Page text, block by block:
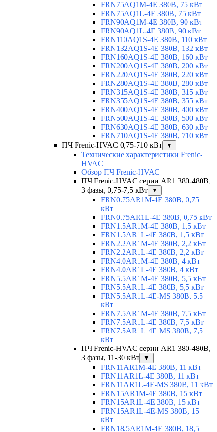
FRN75AQ1M-4E 380В, 75 кВт
FRN75AQ1L-4E 380В, 75 кВт
FRN90AQ1M-4E 380В, 90 кВт
FRN90AQ1L-4E 380В, 90 кВт
FRN110AQ1S-4E 380В, 110 кВт
FRN132AQ1S-4E 380В, 132 кВт
FRN160AQ1S-4E 380В, 160 кВт
FRN200AQ1S-4E 380В, 200 кВт
FRN220AQ1S-4E 380В, 220 кВт
FRN280AQ1S-4E 380В, 280 кВт
FRN315AQ1S-4E 380В, 315 кВт
FRN355AQ1S-4E 380В, 355 кВт
FRN400AQ1S-4E 380В, 400 кВт
FRN500AQ1S-4E 380В, 500 кВт
FRN630AQ1S-4E 380В, 630 кВт
FRN710AQ1S-4E 380В, 710 кВт
ПЧ Frenic-HVAC 0,75-710 кВт
▼
Технические характеристики Frenic-
HVAC
Обзор ПЧ Frenic-HVAC
ПЧ Frenic-HVAC серии AR1 380-480В,
3 фазы, 0,75-7,5 кВт
▼
FRN0.75AR1M-4E 380В, 0,75
кВт
FRN0.75AR1L-4E 380В, 0,75 кВт
FRN1.5AR1M-4E 380В, 1,5 кВт
FRN1.5AR1L-4E 380В, 1,5 кВт
FRN2.2AR1M-4E 380В, 2,2 кВт
FRN2.2AR1L-4E 380В, 2,2 кВт
FRN4.0AR1M-4E 380В, 4 кВт
FRN4.0AR1L-4E 380В, 4 кВт
FRN5.5AR1M-4E 380В, 5,5 кВт
FRN5.5AR1L-4E 380В, 5,5 кВт
FRN5.5AR1L-4E-MS 380В, 5,5
кВт
FRN7.5AR1M-4E 380В, 7,5 кВт
FRN7.5AR1L-4E 380В, 7,5 кВт
FRN7.5AR1L-4E-MS 380В, 7,5
кВт
ПЧ Frenic-HVAC серии AR1 380-480В,
3 фазы, 11-30 кВт
▼
FRN11AR1M-4E 380В, 11 кВт
FRN11AR1L-4E 380В, 11 кВт
FRN11AR1L-4E-MS 380В, 11 кВт
FRN15AR1M-4E 380В, 15 кВт
FRN15AR1L-4E 380В, 15 кВт
FRN15AR1L-4E-MS 380В, 15
кВт
FRN18.5AR1M-4E 380В, 18,5